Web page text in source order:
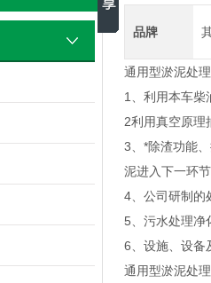
品牌
通用型淤泥处
1、利用本车柴
2利用真空原理
3、*除渣功能
泥进入下一环
4、公司研制的
5、污水处理净
6、设施、设备
通用型淤泥处